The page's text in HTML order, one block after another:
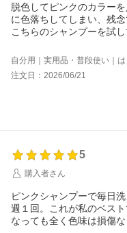
脱色してピンクのカラー
に色落ちしてしまい、残念
こちらのシャンプーを試し
期待以上の結果で嬉しい
香りも良くて気に入りまし
自分用｜実用品・普段使い｜
注文日：2026/06/21
5
購入者さん
ピンクシャンプーで毎日
週１回。これが私のベス
なっても全く色味は損傷